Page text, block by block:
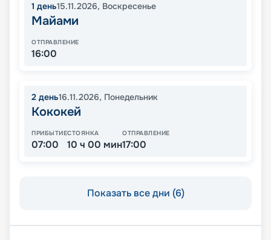
1 день15.11.2026, Воскресенье
Майами
ОТПРАВЛЕНИЕ
16:00
2 день16.11.2026, Понедельник
Кококей
ПРИБЫТИЕ
07:00
СТОЯНКА
10 ч 00 мин
ОТПРАВЛЕНИЕ
17:00
Показать все дни (6)